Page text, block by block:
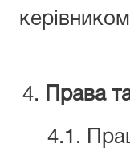
Права
4.1.